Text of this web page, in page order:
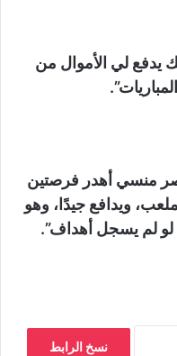
يدفع لي الأموال من
منسي أهدر فرصتين
ويدافع جيدًا، وهو
لو لم يسجل أهداف”.
نسخ الرابط